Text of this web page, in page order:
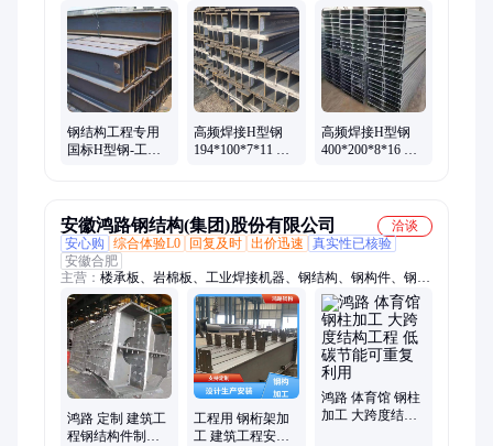
镀锌扁钢、角钢定做、镀锌钢管、兴顺钢铁、兴顺圆钢、镀锌圆
钢、镀锌槽钢、门窗钢衬、螺旋钢管、镀锌角钢、方矩管、镀锌
卷、花纹板、镀锌管、矩管定做、方管定制、镀锌喷漆、直缝焊
管、埋弧焊接h
钢结构工程专用
国标H型钢-工字
高频焊接H型钢
194*100*7*11 异
高频焊接H型钢
400*200*8*16 定
安徽鸿路钢结构(集团)股份有限公司
洽谈
安心购
综合体验L0 回复及时 出价迅速
真实性已核验
安徽合肥
主营： 楼承板、岩棉板、工业焊接机器、钢结构、钢构件、钢构
厂房、钢构加工、钢筋桁架楼承板、钢结构加工、檩条
鸿路 定制 建筑工
程钢结构件制作
工程用 钢桁架加
工 建筑工程安装
鸿路 体育馆 钢柱
加工 大跨度结构